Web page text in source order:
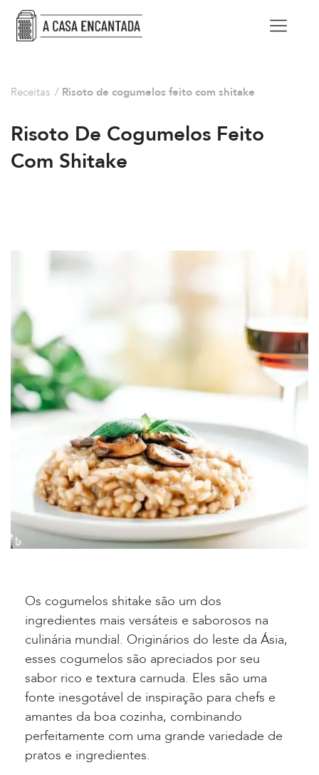
Receitas / Risoto de cogumelos feito com shitake
Risoto De Cogumelos Feito
Com Shitake
Os cogumelos shitake são um dos
ingredientes mais versáteis e saborosos na
culinária mundial. Originários do leste da Ásia,
esses cogumelos são apreciados por seu
sabor rico e textura carnuda. Eles são uma
fonte inesgotável de inspiração para chefs e
amantes da boa cozinha, combinando
perfeitamente com uma grande variedade de
pratos e ingredientes.